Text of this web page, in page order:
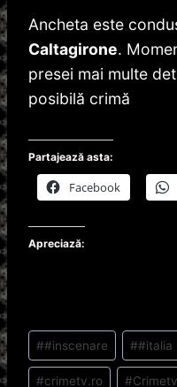
Ancheta este
Caltagirone.
presei mai multe
posibilă crimă
Partajează asta:
Facebook
Apreciază:
Post
Tags:
##inscenare ##italia
#crimetv.ro #